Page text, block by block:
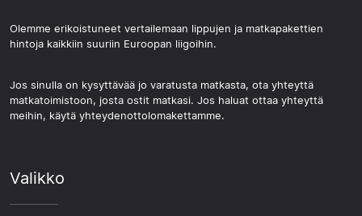
Olemme erikoistuneet vertailemaan lippujen ja matkapakettien
hintoja kaikkiin suuriin Euroopan liigoihin.
Jos sinulla on kysyttävää jo varatusta matkasta, ota yhteyttä
matkatoimistoon, josta ostit matkasi. Jos haluat ottaa yhteyttä
meihin, käytä yhteydenottolomakettamme.
Valikko